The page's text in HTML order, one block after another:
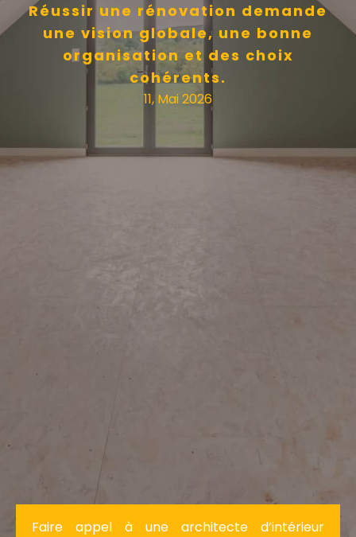
Réussir une rénovation demande
une vision globale, une bonne
organisation et des choix
cohérents.
11, Mai 2026
Faire appel à une architecte d’intérieur